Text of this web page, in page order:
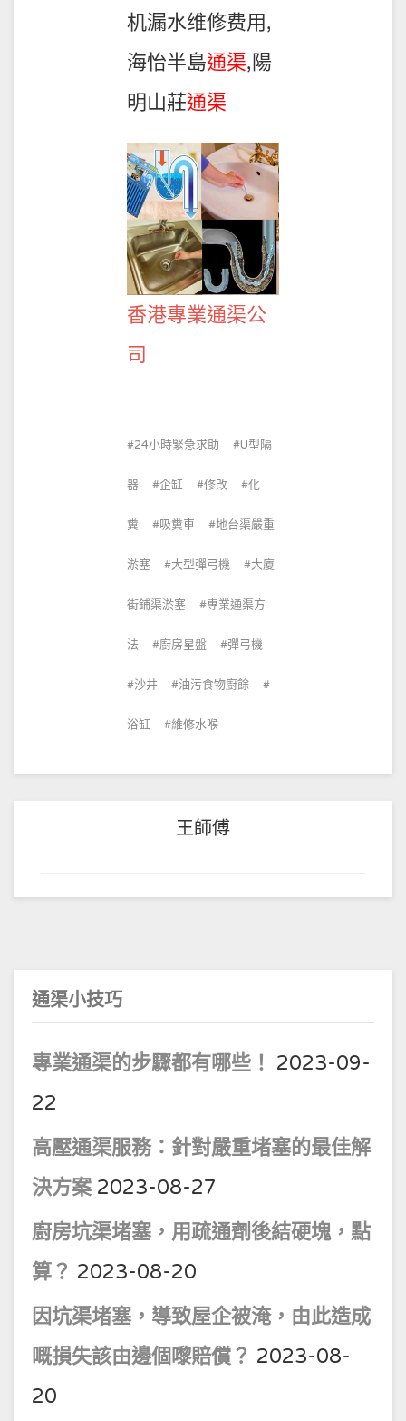
机漏水维修费用,
海怡半島通渠,陽
明山莊通渠
香港專業通渠公
司
24小時緊急求助 U型隔
器 企缸 修改 化
糞 吸糞車 地台渠嚴重
淤塞 大型彈弓機 大廈
街鋪渠淤塞 專業通渠方
法 廚房星盤 彈弓機
沙井 油污食物廚餘
浴缸 維修水喉
王師傅
通渠小技巧
專業通渠的步驟都有哪些！ 2023-09-
22
高壓通渠服務：針對嚴重堵塞的最佳解
決方案 2023-08-27
廚房坑渠堵塞，用疏通劑後結硬塊，點
算？ 2023-08-20
因坑渠堵塞，導致屋企被淹，由此造成
嘅損失該由邊個嚟賠償？ 2023-08-
20